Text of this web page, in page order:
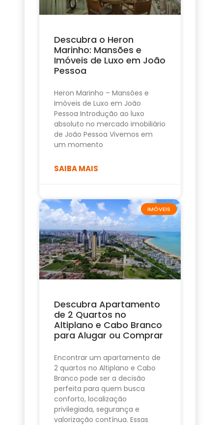
Descubra o Heron
Marinho: Mansões e
Imóveis de Luxo em João
Pessoa
Heron Marinho – Mansões e
Imóveis de Luxo em João
Pessoa Introdução ao luxo
absoluto no mercado imobiliário
de João Pessoa Vivemos em
um momento
SAIBA MAIS
IMÓVEIS
Descubra Apartamento
de 2 Quartos no
Altiplano e Cabo Branco
para Alugar ou Comprar
Encontrar um apartamento de
2 quartos no Altiplano e Cabo
Branco pode ser a decisão
perfeita para quem busca
conforto, localização
privilegiada, segurança e
valorização contínua. Essas